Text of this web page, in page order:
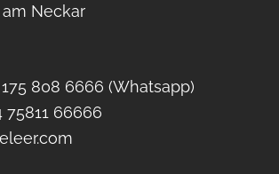
am Neckar
175 808 6666 (Whatsapp)
75811 66666